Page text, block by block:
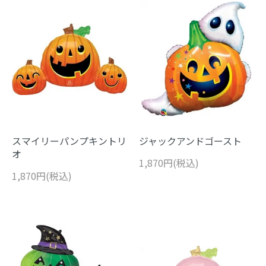
スマイリーパンプキントリ
オ
1,870円(税込)
ジャックアンドゴースト
1,870円(税込)